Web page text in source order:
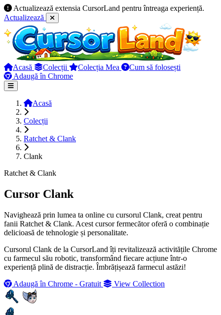
Actualizează extensia CursorLand pentru întreaga experiență.
Actualizează
Acasă Colecții Colecția Mea
Cum să folosești
Adaugă în Chrome
Acasă
Colecții
Ratchet & Clank
Clank
Ratchet & Clank
Cursor Clank
Navighează prin lumea ta online cu cursorul Clank, creat pentru
fanii Ratchet & Clank. Acest cursor fermecător oferă o combinație
delicioasă de tehnologie și personalitate.
Cursorul Clank de la CursorLand îți revitalizează activitățile Chrome
cu farmecul său robotic, transformând fiecare acțiune într-o
experiență plină de distracție. Îmbrățișează farmecul astăzi!
Adaugă în Chrome - Gratuit
View Collection